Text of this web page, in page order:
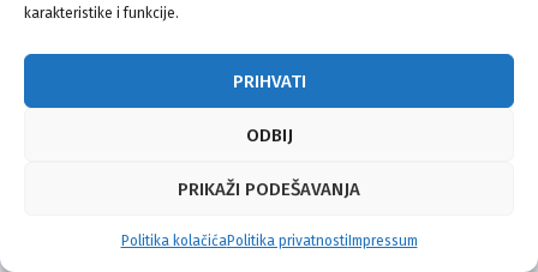
karakteristike i funkcije.
PRIHVATI
ODBIJ
PRIKAŽI PODEŠAVANJA
Politika kolačićaPolitika privatnosti Impressum